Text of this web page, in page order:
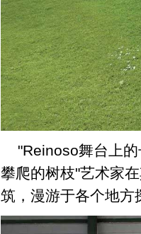
"Reinoso舞台上
攀爬的树枝"艺术家
筑，漫游于各个地方